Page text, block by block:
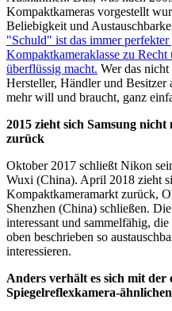
Kompaktkameras vorgestellt
Beliebigkeit und
"Schuld" ist das immer
Kompaktkameraklasse zu
überflüssig macht. Wer das
Hersteller, Händler und Besitzer
mehr will und braucht, ganz
2015 zieht sich Samsung
zurück
Oktober 2017 schließt Nikon
Wuxi (China). April 2018 zieht
Kompaktkameramarkt zurück,
Shenzhen (China) schließen.
interessant und sammelfähig,
oben beschrieben so
interessieren.
Anders verhält es sich mit der
Spiegelreflexkamera-